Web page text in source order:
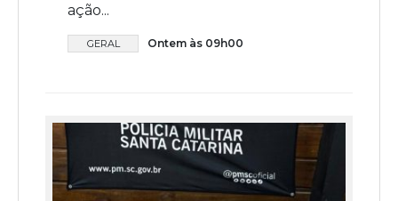
ação...
GERAL Ontem às 09h00